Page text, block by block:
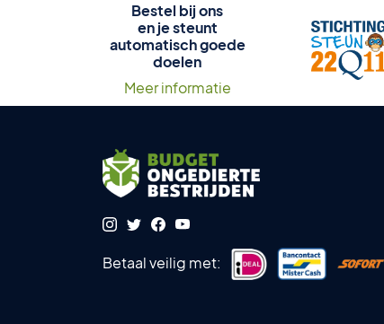
Bestel bij ons
en je steunt
automatisch goede
doelen
Meer informatie
Betaal veilig met: